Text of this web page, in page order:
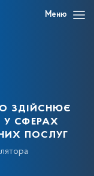
Меню
здійснює
у сферах
послуг